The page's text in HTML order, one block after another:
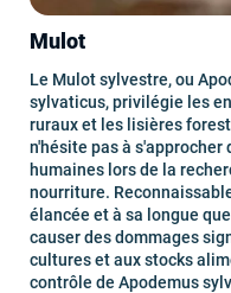
Mulot
Le Mulot sylvestre, ou
sylvaticus, privilégie les
ruraux et les lisières
n'hésite pas à s'approcher
humaines lors de la
nourriture.
élancée et à sa longue
causer des dommages
cultures et aux stocks
contrôle de Apodemus